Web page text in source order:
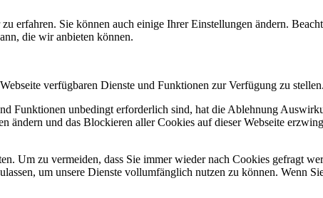
erfahren. Sie können auch einige Ihrer Einstellungen ändern.
die wir anbieten können.
verfügbaren Dienste und Funktionen zur Verfügung zu stellen.
Funktionen unbedingt erforderlich sind, hat die Ablehnung
ändern und das Blockieren aller Cookies auf dieser Webseite
Um zu vermeiden, dass Sie immer wieder nach Cookies gefragt
um unsere Dienste vollumfänglich nutzen zu können. Wenn